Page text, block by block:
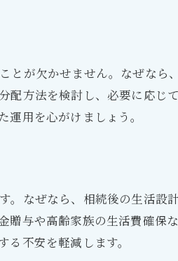
ト
預金
ョン術
理由
とが欠かせません。なぜなら
配方法を検討し、必要に応じ
用を心がけましょう。
。なぜなら、相続後の生活設
与や高齢家族の生活費確保
不安を軽減します。